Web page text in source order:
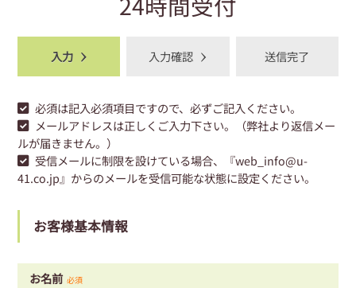
入力 入力確認 送信完了
必須は記入必須項目ですので、必ずご記入ください。
メールアドレスは正しくご入力下さい。（弊社より返信メー
ルが届きません。）
受信メールに制限を設けている場合、『web_info@u-
41.co.jp』からのメールを受信可能な状態に設定ください。
お客様基本情報
お名前 必須